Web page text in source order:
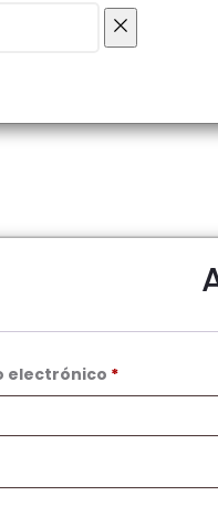
electrónico *Obligatorio